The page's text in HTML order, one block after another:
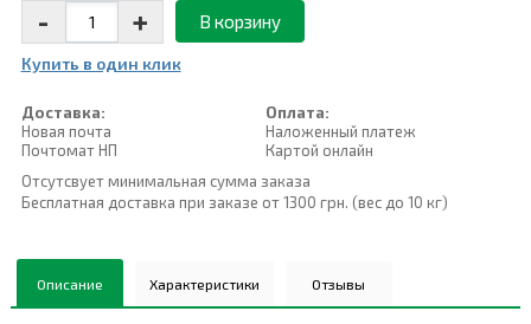
- + В корзину
Купить в один клик
Доставка:
Новая почта
Почтомат НП
Оплата:
Наложенный платеж
Картой онлайн
Отсутсвует минимальная сумма заказа
Бесплатная доставка при заказе от 1300 грн. (вес до 10 кг)
Описание Характеристики Отзывы